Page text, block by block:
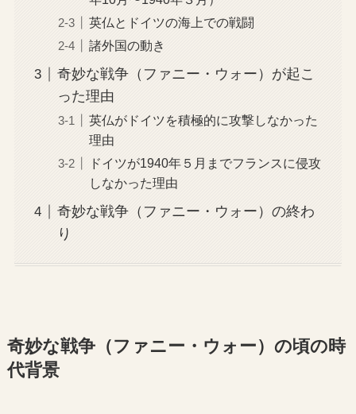
英仏とドイツの海上での戦闘
諸外国の動き
奇妙な戦争（ファニー・ウォー）が起こ
った理由
英仏がドイツを積極的に攻撃しなかった
理由
ドイツが1940年５月までフランスに侵攻
しなかった理由
奇妙な戦争（ファニー・ウォー）の終わ
り
奇妙な戦争（ファニー・ウォー）の頃の時
代背景